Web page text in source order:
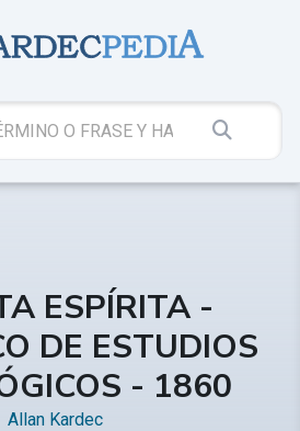
ESPÍRITA -
DE ESTUDIOS
- 1860
Allan Kardec